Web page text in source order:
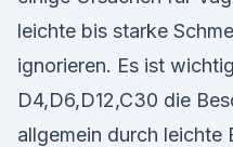
leichte bis starke
ignorieren. Es ist
D4,D6,D12,C30 die
allgemein durch leichte